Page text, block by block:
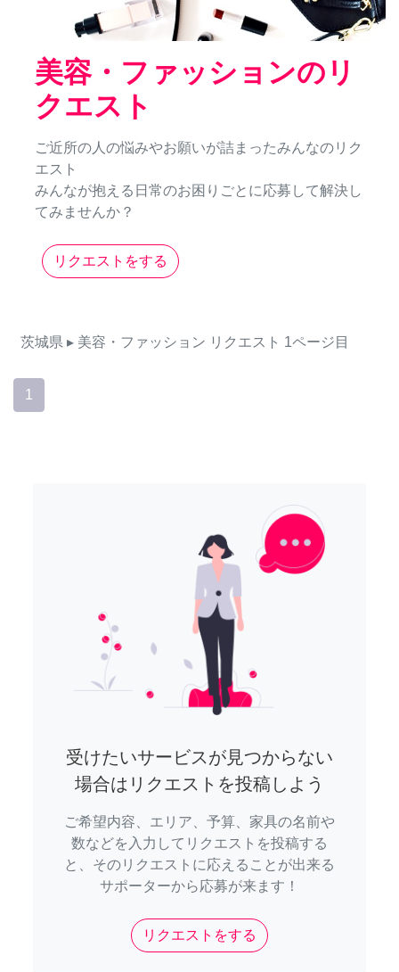
美容・ファッションのリ
クエスト
ご近所の人の悩みやお願いが詰まったみんなのリク
エスト
みんなが抱える日常のお困りごとに応募して解決し
てみませんか？
リクエストをする
茨城県 ▸ 美容・ファッション リクエスト 1ページ目
1
受けたいサービスが見つからない
場合はリクエストを投稿しよう
ご希望内容、エリア、予算、家具の名前や
数などを入力してリクエストを投稿する
と、そのリクエストに応えることが出来る
サポーターから応募が来ます！
リクエストをする